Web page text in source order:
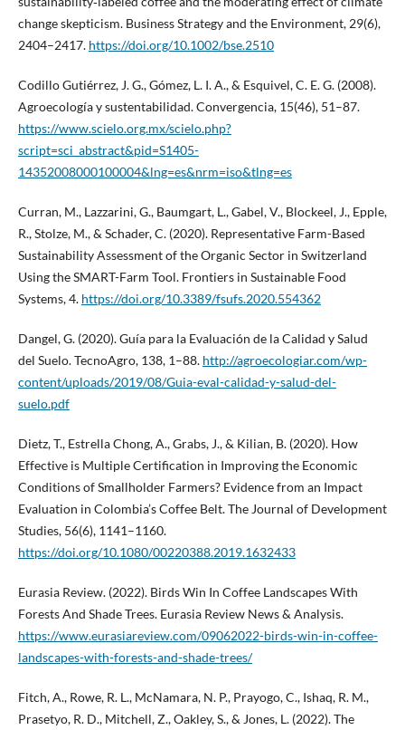
change skepticism. Business Strategy and the Environment, 29(6),
2404–2417. https://doi.org/10.1002/bse.2510
Codillo Gutiérrez, J. G., Gómez, L. I. A., & Esquivel, C. E. G. (2008).
Agroecología y sustentabilidad. Convergencia, 15(46), 51–87.
https://www.scielo.org.mx/scielo.php?
script=sci_abstract&pid=S1405-
14352008000100004&lng=es&nrm=iso&tlng=es
Curran, M., Lazzarini, G., Baumgart, L., Gabel, V., Blockeel, J., Epple,
R., Stolze, M., & Schader, C. (2020). Representative Farm-Based
Sustainability Assessment of the Organic Sector in Switzerland
Using the SMART-Farm Tool. Frontiers in Sustainable Food
Systems, 4. https://doi.org/10.3389/fsufs.2020.554362
Dangel, G. (2020). Guía para la Evaluación de la Calidad y Salud
del Suelo. TecnoAgro, 138, 1–88. http://agroecologiar.com/wp-
content/uploads/2019/08/Guia-eval-calidad-y-salud-del-
suelo.pdf
Dietz, T., Estrella Chong, A., Grabs, J., & Kilian, B. (2020). How
Effective is Multiple Certification in Improving the Economic
Conditions of Smallholder Farmers? Evidence from an Impact
Evaluation in Colombia’s Coffee Belt. The Journal of Development
Studies, 56(6), 1141–1160.
https://doi.org/10.1080/00220388.2019.1632433
Eurasia Review. (2022). Birds Win In Coffee Landscapes With
Forests And Shade Trees. Eurasia Review News & Analysis.
https://www.eurasiareview.com/09062022-birds-win-in-coffee-
landscapes-with-forests-and-shade-trees/
Fitch, A., Rowe, R. L., McNamara, N. P., Prayogo, C., Ishaq, R. M.,
Prasetyo, R. D., Mitchell, Z., Oakley, S., & Jones, L. (2022). The